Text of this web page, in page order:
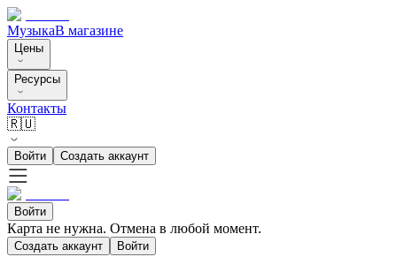
МузыкаВ магазине
Цены
Ресурсы
Контакты
🇷🇺
Войти Создать аккаунт
Войти
Карта не нужна. Отмена в любой момент.
Создать аккаунт Войти